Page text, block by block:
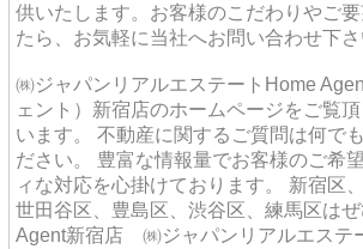
供いたします。お客様のこだわりやご
たら、お気軽に当社へお問い合わせ下さ
㈱ジャパンリアルエステートHome
ェント）新宿店のホームページをご覧
います。 不動産に関するご質問は何で
ださい。 豊富な情報量でお客様のご希
ィな対応を心掛けております。 新宿区
世田谷区、豊島区、渋谷区、練馬区は
Agent新宿店 ㈱ジャパンリアルエステ